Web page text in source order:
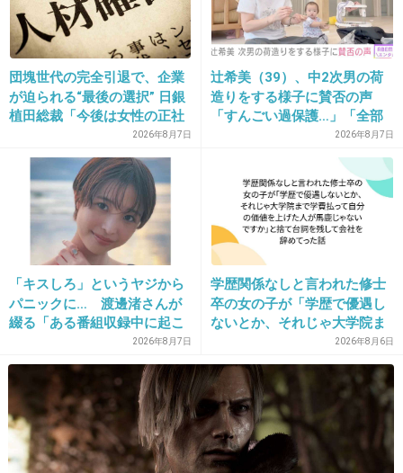
>>5
うんうん、クズ男ほど離れられないんだよねー
馬鹿みたいだけど
+41 -2
16. 匿名 2019/05/01(水) 14:09:45
わたしは逆に元彼への愚痴が浮かばない…(自分がうんこ過
+11
17. 匿名2019/05/01(水) 14:09:49
団塊世代の完全引退で、企業
が迫られる“最後の選択” 日銀
植田総裁「今後は女性の正社
員化と外国人の人材活用が
鍵」
2026年8月7日
辻希美（39）、中2次男の荷
造りをする様子に賛否の声
「すんごい過保護…」「全部
ママが準備してくれるんだ」
2026年8月7日
「キスしろ」というヤジから
パニックに… 渡邊渚さんが
綴る「ある番組収録中に起こ
ったフラッシュバック」2026年8月7日
学歴関係なしと言われた修士
卒の女の子が「学歴で優遇し
ないとか、それじゃ大学院ま
で学費払って自分の価値を上
げた人が馬鹿じゃないです
か」と捨て台詞を残し会社を
辞めてった
2026年8月6日